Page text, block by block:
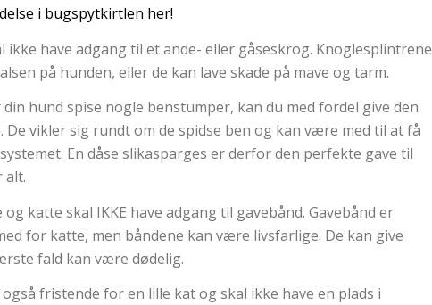
i bugspytkirtlen her!
ikke have adgang til et ande- eller gåseskrog. Knoglesplintrene
på hunden, eller de kan lave skade på mave og tarm.
hund spise nogle benstumper, kan du med fordel give den
De vikler sig rundt om de spidse ben og kan være med til at få
En dåse slikasparges er derfor den perfekte gave til
alt.
og katte skal IKKE have adgang til gavebånd. Gavebånd er
for katte, men båndene kan være livsfarlige. De kan give
fald kan være dødelig.
fristende for en lille kat og skal ikke have en plads i